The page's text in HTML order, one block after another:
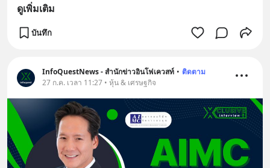
ดูเพิ่มเติม
บันทึก
InfoQuestNews - สำนักข่าวอินโฟเควสท์ • ติดตาม
27 ก.ค. เวลา 11:27 • หุ้น & เศรษฐกิจ